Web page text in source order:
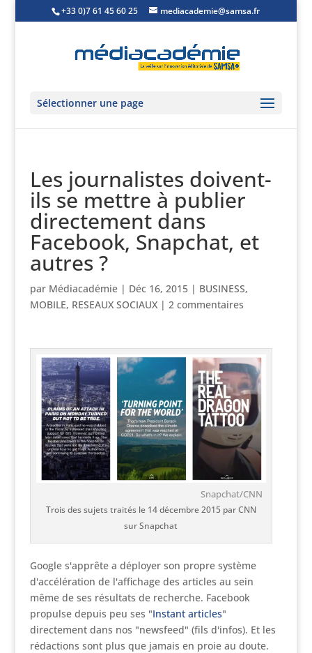
+33 0)7 61 45 60 25 mediacademie@samsa.fr
Sélectionner une page
Les journalistes doivent-
ils se mettre à publier
directement dans
Facebook, Snapchat, et
autres ?
par Médiacadémie| Déc 16, 2015| BUSINESS,
MOBILE, RESEAUX SOCIAUX| 2 commentaires
Snapchat/CNN
Trois des sujets traités le 14 décembre 2015 par CNN
sur Snapchat
Google s'apprête a déployer son propre système
d'accélération de l'affichage des articles au sein
même de ses résultats de recherche. Facebook
propulse depuis peu ses "Instant articles"
directement dans nos "newsfeed" (fils d'infos). Et les
rédactions sont plus que jamais en proie au doute.